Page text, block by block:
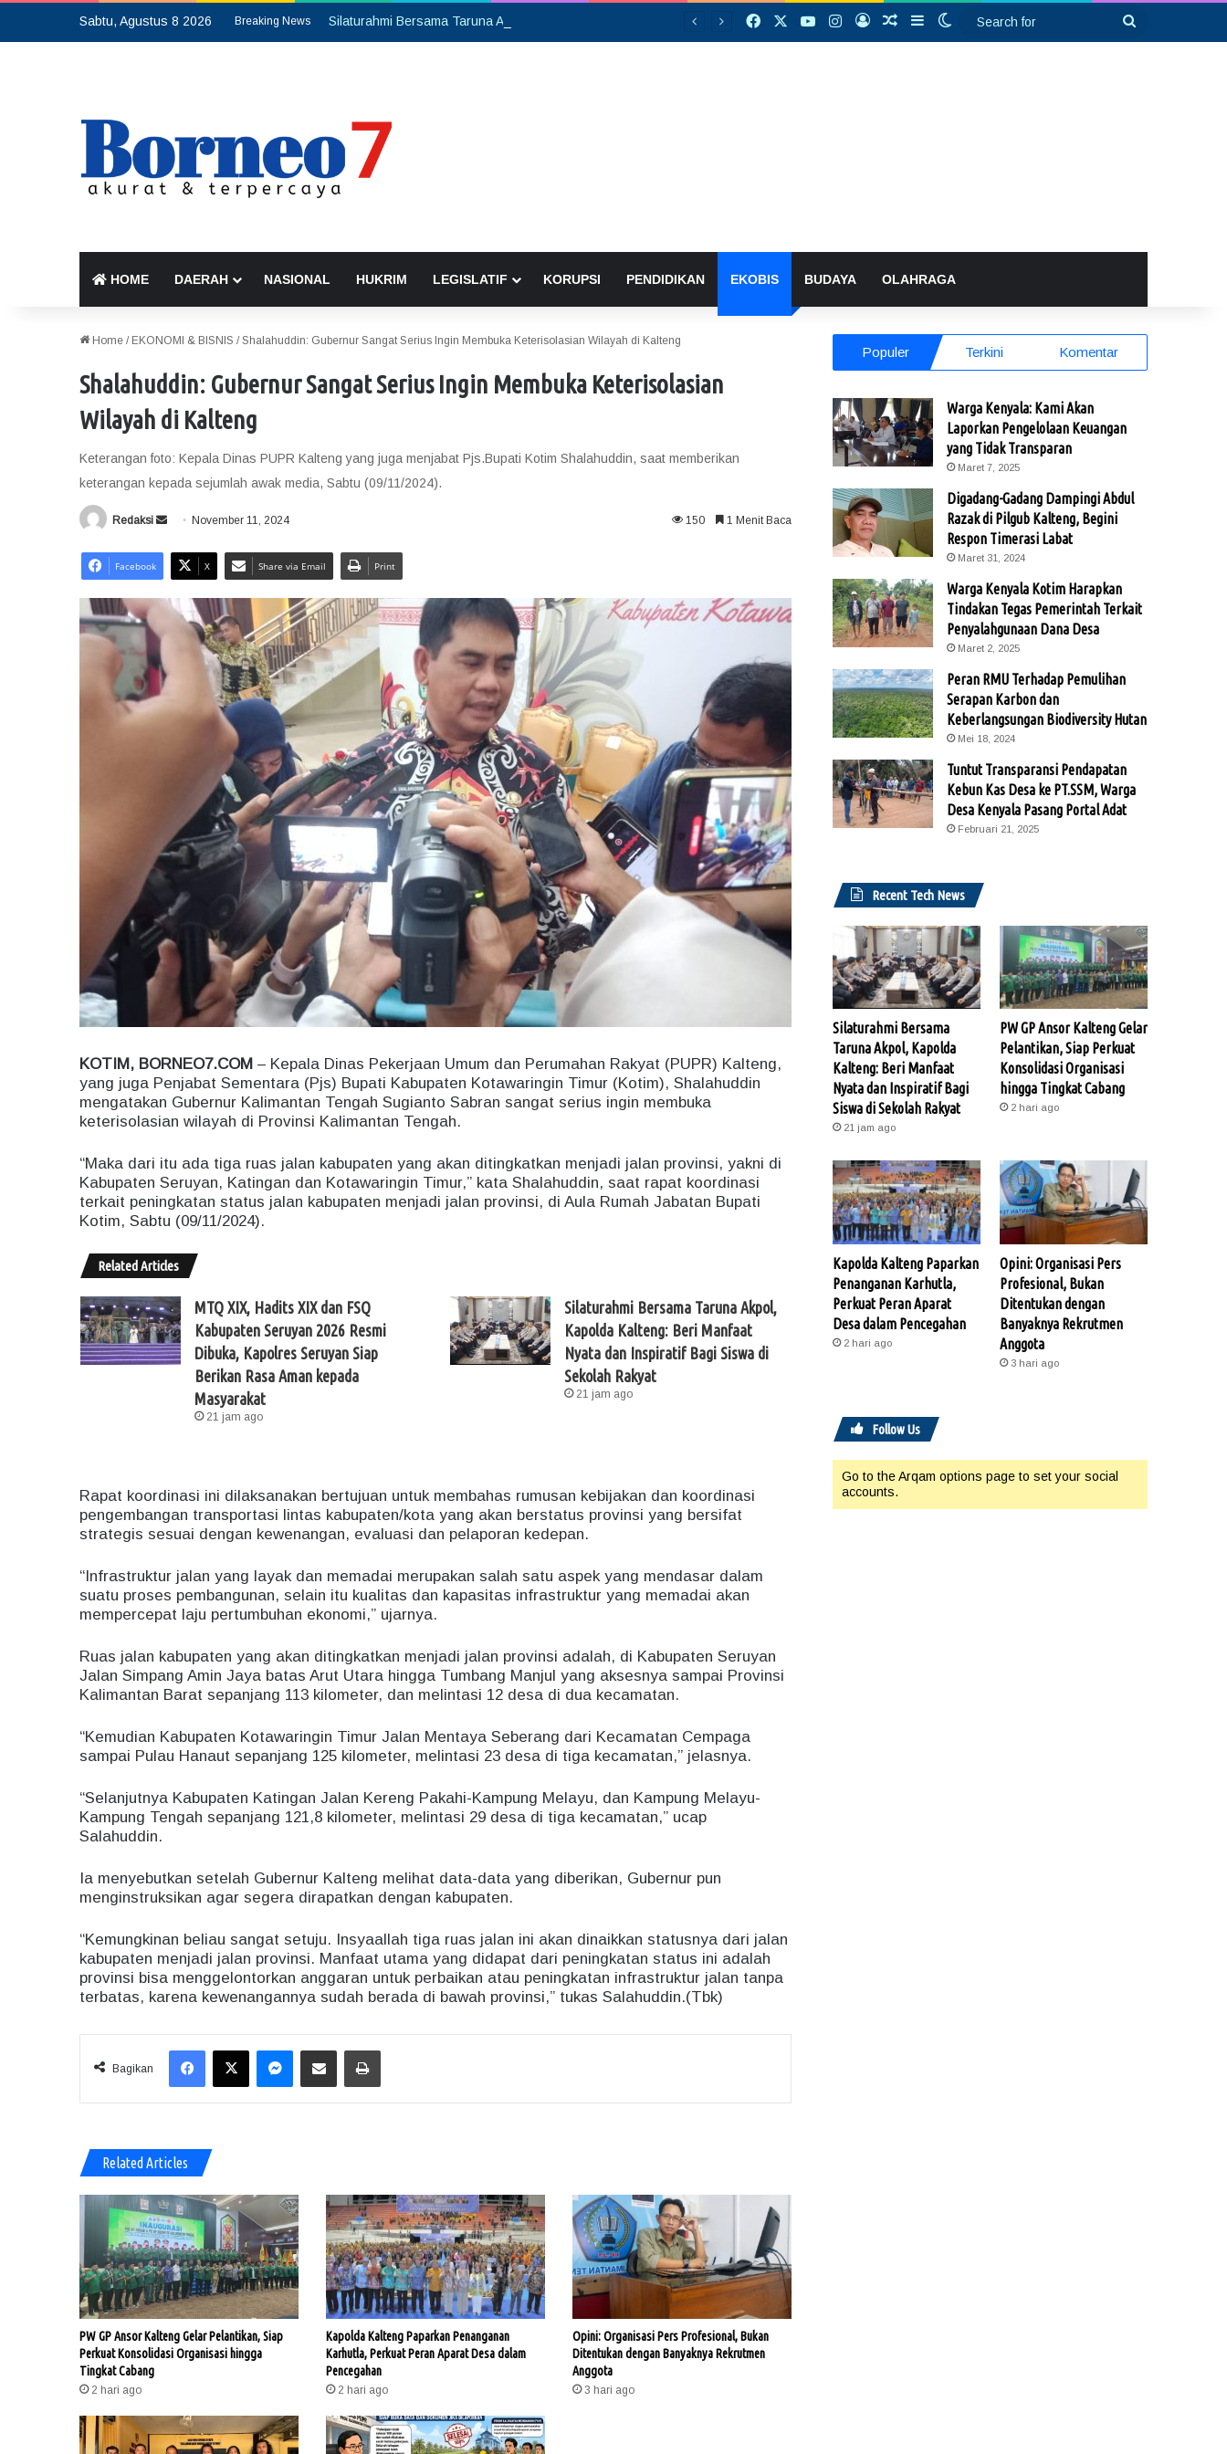
Sabtu, Agustus 8 2026 Breaking News Facebook YouTubeInstagram
Log InRandom Article
SidebarSwitch skin
HOME DAERAH NASIONAL HUKRIM LEGISLATIF KORUPSI PENDIDIKAN EKOBIS BUDAYA OLAHRAGA
Home / EKONOMI & BISNIS / Shalahuddin: Gubernur Sangat Serius Ingin Membuka Keterisolasian Wilayah di Kalteng
Shalahuddin: Gubernur Sangat Serius Ingin Membuka Keterisolasian
Wilayah di Kalteng
Keterangan foto: Kepala Dinas PUPR Kalteng yang juga menjabat Pjs.Bupati Kotim Shalahuddin, saat memberikan
keterangan kepada sejumlah awak media, Sabtu (09/11/2024).
Redaksi
a
m
November 11, 2024 150 1 Menit Baca
Facebook X Share via Email Print
KOTIM, BORNEO7.COM – Kepala Dinas Pekerjaan Umum dan Perumahan Rakyat (PUPR) Kalteng,
yang juga Penjabat Sementara (Pjs) Bupati Kabupaten Kotawaringin Timur (Kotim), Shalahuddin
mengatakan Gubernur Kalimantan Tengah Sugianto Sabran sangat serius ingin membuka
keterisolasian wilayah di Provinsi Kalimantan Tengah.
“Maka dari itu ada tiga ruas jalan kabupaten yang akan ditingkatkan menjadi jalan provinsi, yakni di
Kabupaten Seruyan, Katingan dan Kotawaringin Timur,” kata Shalahuddin, saat rapat koordinasi
terkait peningkatan status jalan kabupaten menjadi jalan provinsi, di Aula Rumah Jabatan Bupati
Kotim, Sabtu (09/11/2024).
Related Articles
MTQ XIX, Hadits XIX dan FSQ
Kabupaten Seruyan 2026 Resmi
Dibuka, Kapolres Seruyan Siap
Berikan Rasa Aman kepada
Masyarakat
21 jam ago
Silaturahmi Bersama Taruna Akpol,
Kapolda Kalteng: Beri Manfaat
Nyata dan Inspiratif Bagi Siswa di
Sekolah Rakyat
21 jam ago
Rapat koordinasi ini dilaksanakan bertujuan untuk membahas rumusan kebijakan dan koordinasi
pengembangan transportasi lintas kabupaten/kota yang akan berstatus provinsi yang bersifat
strategis sesuai dengan kewenangan, evaluasi dan pelaporan kedepan.
“Infrastruktur jalan yang layak dan memadai merupakan salah satu aspek yang mendasar dalam
suatu proses pembangunan, selain itu kualitas dan kapasitas infrastruktur yang memadai akan
mempercepat laju pertumbuhan ekonomi,” ujarnya.
Ruas jalan kabupaten yang akan ditingkatkan menjadi jalan provinsi adalah, di Kabupaten Seruyan
Jalan Simpang Amin Jaya batas Arut Utara hingga Tumbang Manjul yang aksesnya sampai Provinsi
Kalimantan Barat sepanjang 113 kilometer, dan melintasi 12 desa di dua kecamatan.
“Kemudian Kabupaten Kotawaringin Timur Jalan Mentaya Seberang dari Kecamatan Cempaga
sampai Pulau Hanaut sepanjang 125 kilometer, melintasi 23 desa di tiga kecamatan,” jelasnya.
“Selanjutnya Kabupaten Katingan Jalan Kereng Pakahi-Kampung Melayu, dan Kampung Melayu-
Kampung Tengah sepanjang 121,8 kilometer, melintasi 29 desa di tiga kecamatan,” ucap
Salahuddin.
Ia menyebutkan setelah Gubernur Kalteng melihat data-data yang diberikan, Gubernur pun
menginstruksikan agar segera dirapatkan dengan kabupaten.
“Kemungkinan beliau sangat setuju. Insyaallah tiga ruas jalan ini akan dinaikkan statusnya dari jalan
kabupaten menjadi jalan provinsi. Manfaat utama yang didapat dari peningkatan status ini adalah
provinsi bisa menggelontorkan anggaran untuk perbaikan atau peningkatan infrastruktur jalan tanpa
terbatas, karena kewenangannya sudah berada di bawah provinsi,” tukas Salahuddin.(Tbk)
Bagikan
X
Related Articles
PW GP Ansor Kalteng Gelar Pelantikan, Siap
Perkuat Konsolidasi Organisasi hingga
Tingkat Cabang
2 hari ago
Kapolda Kalteng Paparkan Penanganan
Karhutla, Perkuat Peran Aparat Desa dalam
Pencegahan
2 hari ago
Opini: Organisasi Pers Profesional, Bukan
Ditentukan dengan Banyaknya Rekrutmen
Anggota
3 hari ago
Populer Terkini Komentar
Warga Kenyala: Kami Akan
Laporkan Pengelolaan Keuangan
yang Tidak Transparan
Maret 7, 2025
Digadang-Gadang Dampingi Abdul
Razak di Pilgub Kalteng, Begini
Respon Timerasi Labat
Maret 31, 2024
Warga Kenyala Kotim Harapkan
Tindakan Tegas Pemerintah Terkait
Penyalahgunaan Dana Desa
Maret 2, 2025
Peran RMU Terhadap Pemulihan
Serapan Karbon dan
Keberlangsungan Biodiversity Hutan
Mei 18, 2024
Tuntut Transparansi Pendapatan
Kebun Kas Desa ke PT.SSM, Warga
Desa Kenyala Pasang Portal Adat
Februari 21, 2025
Recent Tech News
Silaturahmi Bersama
Taruna Akpol, Kapolda
Kalteng: Beri Manfaat
Nyata dan Inspiratif Bagi
Siswa di Sekolah Rakyat
21 jam ago
PW GP Ansor Kalteng Gelar
Pelantikan, Siap Perkuat
Konsolidasi Organisasi
hingga Tingkat Cabang
2 hari ago
Kapolda Kalteng Paparkan
Penanganan Karhutla,
Perkuat Peran Aparat
Desa dalam Pencegahan
2 hari ago
Opini: Organisasi Pers
Profesional, Bukan
Ditentukan dengan
Banyaknya Rekrutmen
Anggota
3 hari ago
Follow Us
Go to the Arqam options page to set your social
accounts.